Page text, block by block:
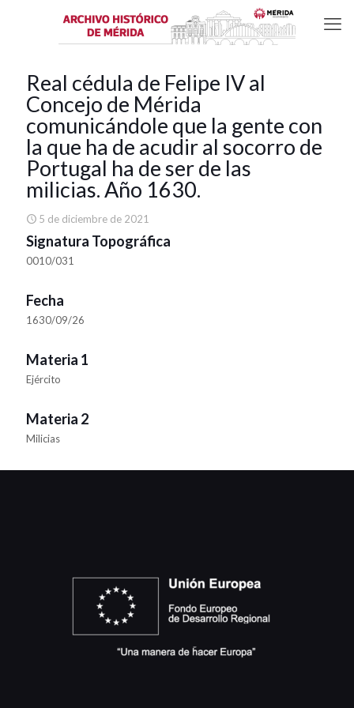
Real cédula de Felipe IV al
Concejo de Mérida
comunicándole que la gente con
la que ha de acudir al socorro de
Portugal ha de ser de las
milicias. Año 1630.
5 de diciembre de 2021
Signatura Topográfica
0010/031
Fecha
1630/09/26
Materia 1
Ejército
Materia 2
Milicias